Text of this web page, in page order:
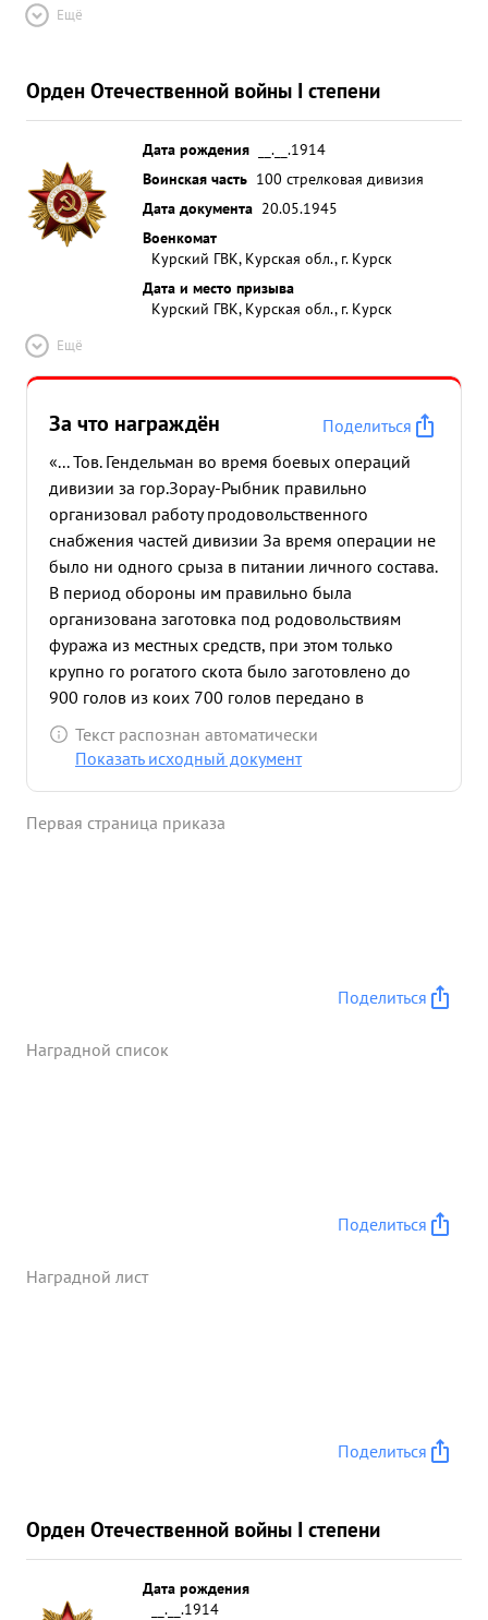
Ещё
Орден Отечественной войны I степени
Дата рождения
__.__.1914
Воинская часть 100 стрелковая дивизия
Дата документа 20.05.1945
Военкомат
Курский ГВК, Курская обл., г. Курск
Дата и место призыва
Курский ГВК, Курская обл., г. Курск
Ещё
За что награждён
Поделиться
«... Тов. Гендельман во время боевых операций
дивизии за гор.Зорау-Рыбник правильно
организовал работу продовольственного
снабжения частей дивизии За время операции не
было ни одного срыза в питании личного состава.
В период обороны им правильно была
организована заготовка под родовольствиям
фуража из местных средств, при этом только
крупно го рогатого скота было заготовлено до
900 голов из коих 700 голов передано в
государство. Выйдя дивизия на територию
Германии, он своевременно обеспечил рук одсво
количестве 1009 тонн. В ходе наступательных
Текст распознан автоматически
Показать исходный документ
Первая страница приказа
Поделиться
Наградной список
Поделиться
Наградной лист
Поделиться
Орден Отечественной войны I степени
Дата рождения
__.__.1914